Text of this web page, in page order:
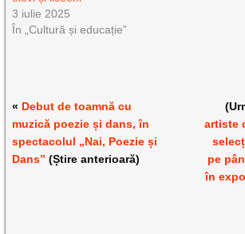
3 iulie 2025
În „Cultură și educație”
« Debut de toamnă cu
muzică poezie și dans, în
spectacolul „Nai, Poezie și
Dans” (Știre anterioară)
artiste
pe
în